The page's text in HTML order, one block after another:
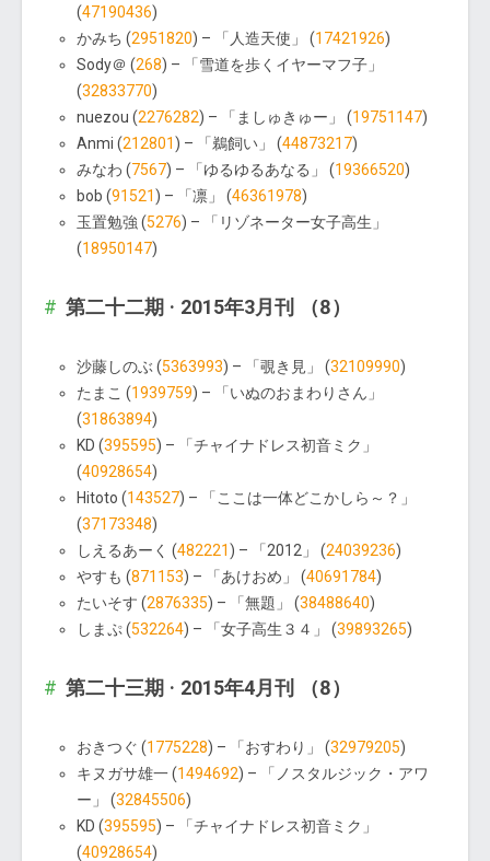
(47190436)
かみち (2951820) – 「人造天使」 (17421926)
Sody＠ (268) – 「雪道を歩くイヤーマフ子」
(32833770)
nuezou (2276282) – 「ましゅきゅー」 (19751147)
Anmi (212801 ) – 「鵜飼い」 (44873217)
みなわ (7567) – 「ゆるゆるあなる」 (19366520)
bob (91521 ) – 「凛」 (46361978)
玉置勉強 (5276) – 「リゾネーター女子高生」
(18950147)
第二十二期 · 2015年3月刊 （8）
沙藤しのぶ (5363993) – 「覗き見」 (32109990)
たまこ (1939759) – 「いぬのおまわりさん」
(31863894)
KD (395595) – 「チャイナドレス初音ミク」
(40928654)
Hitoto (143527) – 「ここは一体どこかしら～？」
(37173348)
しえるあーく (482221 ) – 「2012」 (24039236)
やすも (871153) – 「あけおめ」 (40691784)
たいそす (2876335) – 「無題」 (38488640)
しまぷ (532264) – 「女子高生３４」 (39893265)
第二十三期 · 2015年4月刊 （8）
おきつぐ (1775228) – 「おすわり」 (32979205)
キヌガサ雄一 (1494692) – 「ノスタルジック・アワ
ー」 (32845506)
KD (395595) – 「チャイナドレス初音ミク」
(40928654)